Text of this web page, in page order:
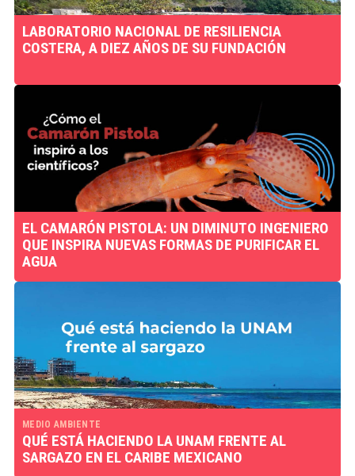
LABORATORIO NACIONAL DE RESILIENCIA
COSTERA, A DIEZ AÑOS DE SU FUNDACIÓN
EL CAMARÓN PISTOLA: UN DIMINUTO INGENIERO
QUE INSPIRA NUEVAS FORMAS DE PURIFICAR EL
AGUA
MEDIO AMBIENTE
QUÉ ESTÁ HACIENDO LA UNAM FRENTE AL
SARGAZO EN EL CARIBE MEXICANO